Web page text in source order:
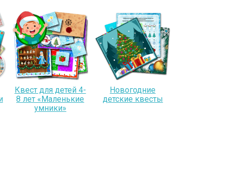
Квест для детей 4-
8 лет «Маленькие
умники»
Новогодние
детские квесты